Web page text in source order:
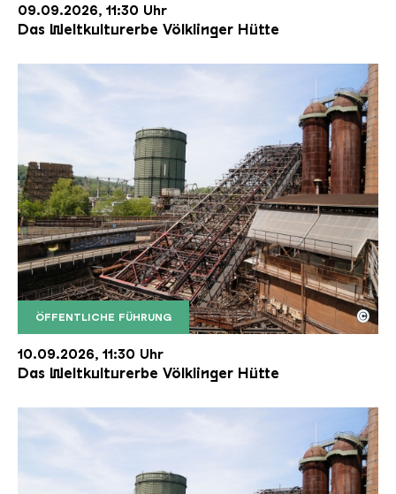
09.09.2026, 11:30 Uhr
Das Weltkulturerbe Völklinger Hütte
ÖFFENTLICHE FÜHRUNG
Der Erzschrägaufzug der Völklinger Hütte mit
Copyright: Weltkulturerbe Völklinger Hütte | Karl
©
10.09.2026, 11:30 Uhr
Das Weltkulturerbe Völklinger Hütte